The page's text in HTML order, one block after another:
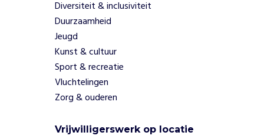
Diversiteit & inclusiviteit
Duurzaamheid
Jeugd
Kunst & cultuur
Sport & recreatie
Vluchtelingen
Zorg & ouderen
Vrijwilligerswerk op locatie